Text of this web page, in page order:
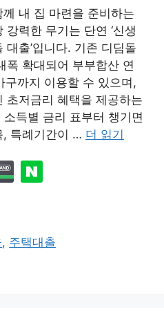
내 집 마련을 준비하는
강력한 무기는 단연 ‘신생
출’입니다. 기존 디딤돌
폭 확대되어 부부합산 연
까지 이용할 수 있으며,
초저금리 혜택을 제공하는
득별 금리 표부터 챙기면
, 특례기간이 … 더 읽기
, 주택대출